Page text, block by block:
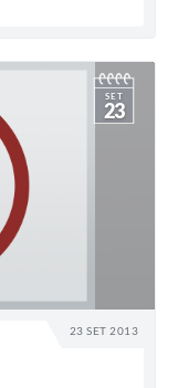
23 SET 2013
SET
23